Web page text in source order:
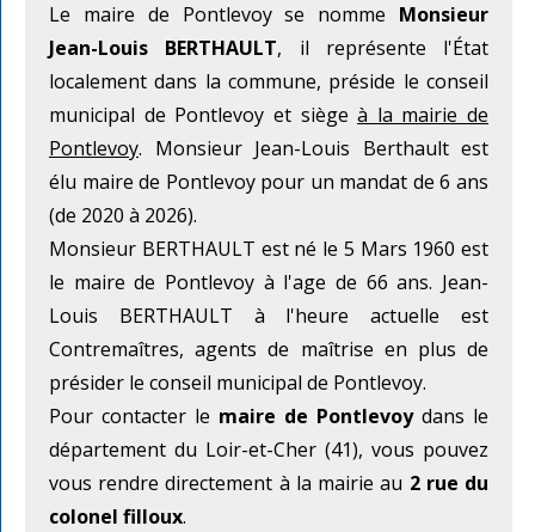
Le maire de Pontlevoy se nomme Monsieur
Jean-Louis BERTHAULT, il représente l'État
localement dans la commune, préside le conseil
municipal de Pontlevoy et siègeà la mairie de
Pontlevoy. Monsieur Jean-Louis Berthault est
élu maire de Pontlevoy pour un mandat de 6 ans
(de 2020 à 2026).
Monsieur BERTHAULT est né le 5 Mars 1960 est
le maire de Pontlevoy à l'age de 66 ans. Jean-
Louis BERTHAULT à l'heure actuelle est
Contremaîtres, agents de maîtrise en plus de
présider le conseil municipal de Pontlevoy.
Pour contacter le maire de Pontlevoydans le
département du Loir-et-Cher (41), vous pouvez
vous rendre directement à la mairie au 2 rue du
colonel filloux.